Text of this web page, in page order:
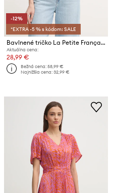
-12%
*EXTRA -5 % s kódom: SALE
Bavlnené tričko La Petite Française TYFANY
Aktuálna cena:
28,99 €
Bežná cena:58,99 €
Najnižšia cena:32,99 €